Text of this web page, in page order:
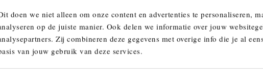
doen we niet alleen om onze content en advertenties te personaliseren,
op de juiste manier. Ook delen we informatie over jouw
Zij combineren deze gegevens met overige info die je al
van jouw gebruik van deze services.